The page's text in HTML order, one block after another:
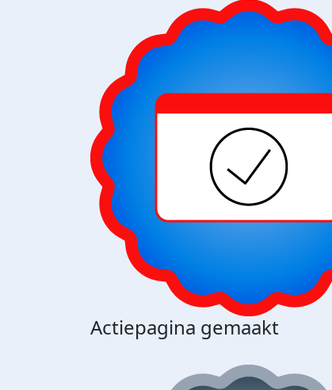
Actiepagina gemaakt